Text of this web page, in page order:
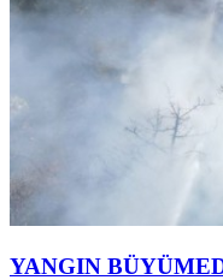
YANGIN